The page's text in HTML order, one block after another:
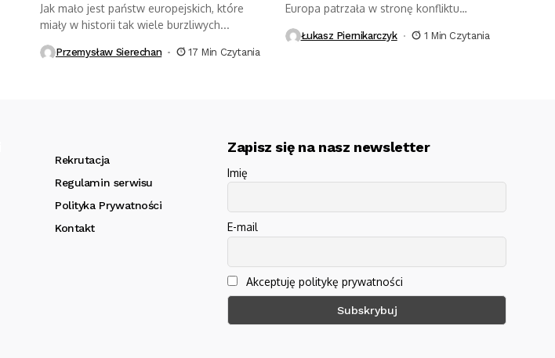
Jak mało jest państw europejskich, które
miały w historii tak wiele burzliwych...
Przemysław Sierechan 17 Min Czytania
Europa patrzała w stronę konfliktu
Łukasz Piernikarczyk 1 Min Czytania
Rekrutacja
Regulamin serwisu
Polityka Prywatności
Kontakt
Zapisz się na nasz newsletter
Imię
E-mail
Akceptuję politykę prywatności